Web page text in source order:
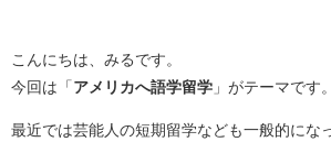
こんにちは、みるです。
今回は「 アメリカへ語学留学 」がテーマです。
最近では芸能人の短期留学なども一般的にな